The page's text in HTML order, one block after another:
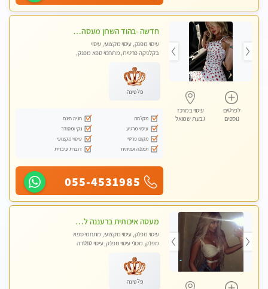
לפרטים
נוספים
עיסוי במרכז
גבעת שמואל
חדשה -בהוד השרון מעסה איכותית מפנקת ומקצועית לעיסוי חלומי .....
עיסוי מפנק, עיסוי מקצועי, עיסוי
בקלניקה פרטית, מתחמי ספא מפנק,
פלטינה
מקלחת
חניה חינם
עיסוי מרגיע
נקי ומסודר
מקום פרטי
עיסוי מקצועי
תמונה אמיתית
דוברת עיברית
055-4531985
מעסה איכותית ברעננה למאסז מקצועי ומפנק לכל שרירי הגוף
עיסוי מפנק, עיסוי מקצועי, מתחמי ספא
מפנק, מכוני עיסוי מפנק, עיסוי טנטרה
פלטינה